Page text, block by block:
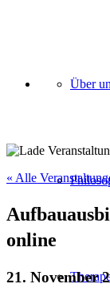
Über
« Alle
online
21. November